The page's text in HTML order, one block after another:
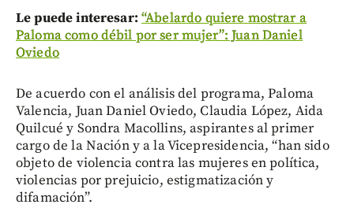
Le puede interesar: “Abelardo quiere mostrar a
Paloma como débil por ser mujer”: Juan Daniel
Oviedo
De acuerdo con el análisis del programa, Paloma
Valencia, Juan Daniel Oviedo, Claudia López, Aida
Quilcué y Sondra Macollins, aspirantes al primer
cargo de la Nación y a la Vicepresidencia, “han sido
objeto de violencia contra las mujeres en política,
violencias por prejuicio, estigmatización y
difamación”.